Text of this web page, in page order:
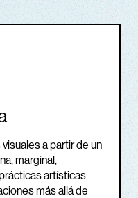
a partir de un
marginal,
artísticas
más allá de